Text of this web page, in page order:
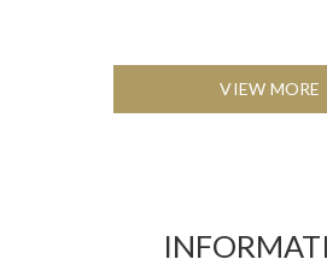
VIEW MORE